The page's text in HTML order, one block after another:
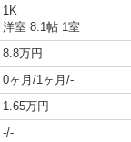
1K
洋室 8.1帖 1室
8.8万円
0ヶ月/1ヶ月/-
1.65万円
-/-